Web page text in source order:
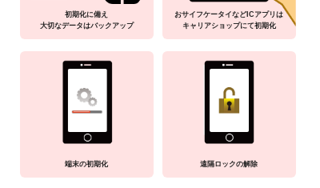
初期化に備え
大切なデータはバックアップ
おサイフケータイなどICアプリは
キャリアショップにて初期化
端末の初期化 遠隔ロックの解除